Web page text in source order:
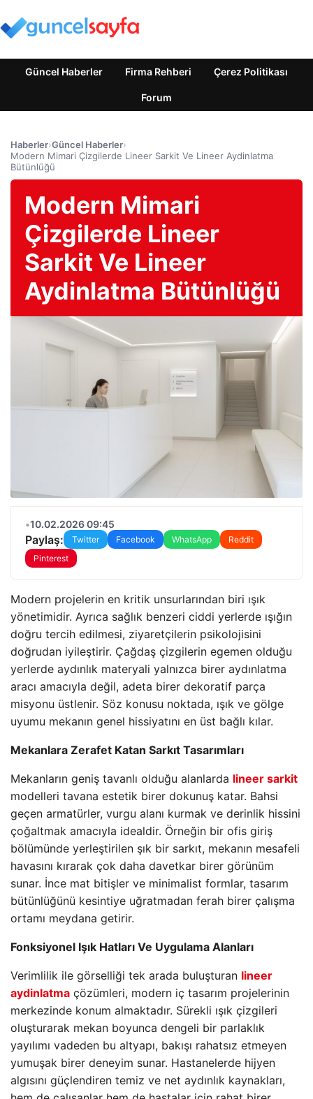
Güncel Haberler Firma Rehberi Çerez Politikası
Forum
Haberler›Güncel Haberler›
Modern Mimari Çizgilerde Lineer Sarkit Ve Lineer Aydinlatma
Bütünlüğü
Modern Mimari
Çizgilerde Lineer
Sarkit Ve Lineer
Aydinlatma Bütünlüğü
•10.02.2026 09:45
Paylaş: Twitter Facebook WhatsApp
Reddit
Pinterest
Modern projelerin en kritik unsurlarından biri ışık
yönetimidir. Ayrıca sağlık benzeri ciddi yerlerde ışığın
doğru tercih edilmesi, ziyaretçilerin psikolojisini
doğrudan iyileştirir. Çağdaş çizgilerin egemen olduğu
yerlerde aydınlık materyali yalnızca birer aydınlatma
aracı amacıyla değil, adeta birer dekoratif parça
misyonu üstlenir. Söz konusu noktada, ışık ve gölge
uyumu mekanın genel hissiyatını en üst bağlı kılar.
Mekanlara Zerafet Katan Sarkıt Tasarımları
Mekanların geniş tavanlı olduğu alanlarda lineer sarkit
modelleri tavana estetik birer dokunuş katar. Bahsi
geçen armatürler, vurgu alanı kurmak ve derinlik hissini
çoğaltmak amacıyla idealdir. Örneğin bir ofis giriş
bölümünde yerleştirilen şık bir sarkıt, mekanın mesafeli
havasını kırarak çok daha davetkar birer görünüm
sunar. İnce mat bitişler ve minimalist formlar, tasarım
bütünlüğünü kesintiye uğratmadan ferah birer çalışma
ortamı meydana getirir.
Fonksiyonel Işık Hatları Ve Uygulama Alanları
Verimlilik ile görselliği tek arada buluşturan lineer
aydinlatma çözümleri, modern iç tasarım projelerinin
merkezinde konum almaktadır. Sürekli ışık çizgileri
oluşturarak mekan boyunca dengeli bir parlaklık
yayılımı vadeden bu altyapı, bakışı rahatsız etmeyen
yumuşak birer deneyim sunar. Hastanelerde hijyen
algısını güçlendiren temiz ve net aydınlık kaynakları,